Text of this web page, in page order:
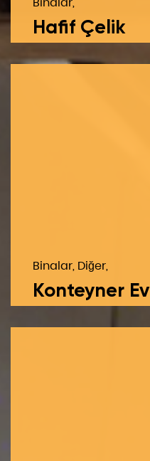
Hafif Çelik
Binalar, Diğer,
Konteyner Ev